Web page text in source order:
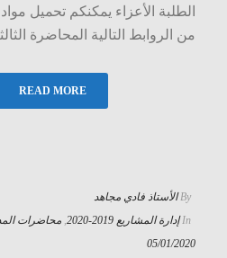
الطلبة الأعزاء يمكنكم تحميل
من الروابط التالية المحاضرة
READ MORE
By الأستاذ فادي مجاهد
In إدارة المشاريع 2019-2020 , محاضرات
05/01/2020